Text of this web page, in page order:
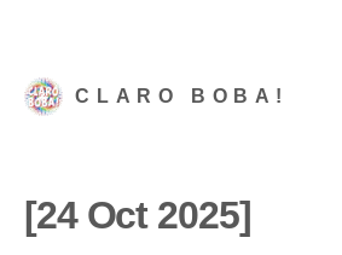
CLARO BOBA!
[24 Oct 2025]